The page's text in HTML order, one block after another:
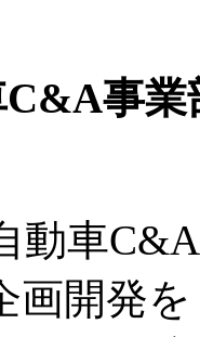
C&A事
動車
画開発